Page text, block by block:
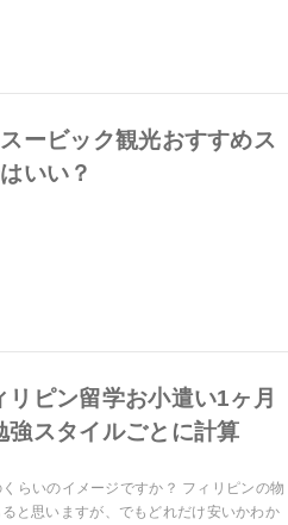
ービック観光おすすめス
いい？
リピン留学お小遣い1ヶ月
強スタイルごとに計算
らいのイメージですか？ フィリピンの物
と思いますが、でもどれだけ安いかわか